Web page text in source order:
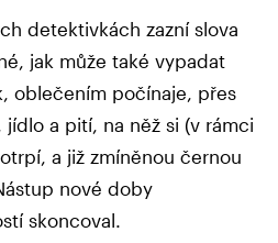
detektivkách zazní slova
jak může také vypadat
oblečením počínaje, přes
a pití, na něž si (v rámci
a již zmíněnou černou
nové doby
skoncoval.